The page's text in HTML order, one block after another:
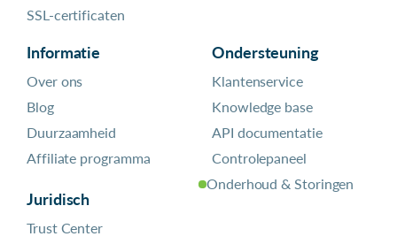
SSL-certificaten
Informatie
Over ons
Blog
Duurzaamheid
Affiliate programma
Juridisch
Trust Center
Ondersteuning
Klantenservice
Knowledge base
API documentatie
Controlepaneel
Onderhoud & Storingen